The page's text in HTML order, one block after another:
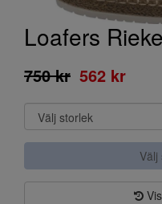
Loafers
750 kr 562 kr
Välj